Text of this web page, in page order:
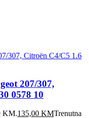
207/307,
0578 10
KM.135,00 KMTrenutna